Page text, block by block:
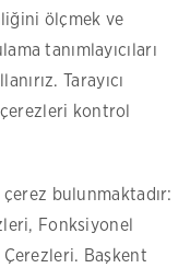
ölçmek ve
tanımlayıcıları
Tarayıcı
kontrol
bulunmaktadır:
Fonksiyonel
Başkent